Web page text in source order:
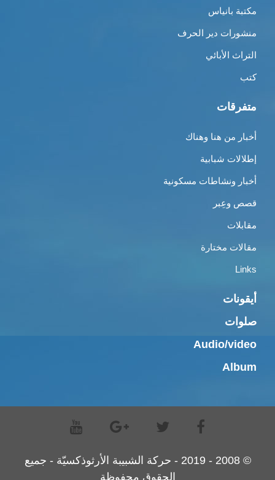
مكتبة بانياس
منشورات دير الحرف
التراث الأبائي
كتب
متفرقات
أخبار من هنا وهناك
إطلالات شبابية
أخبار ونشاطات مسكونية
قصص وعِبر
مقابلات
مقالات مختارة
Links
أيقونات
صلوات
Audio/video
Album
© 2008 - 2019 - حركة الشبيبة الأرثوذكسيّة - جميع
الحقوق محفوظة